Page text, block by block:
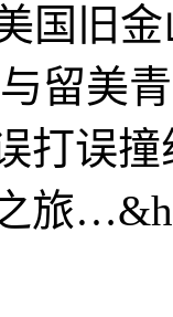
旧金
留美
打误
旅